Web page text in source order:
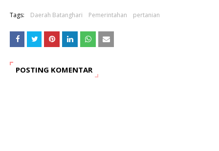
Tags: Daerah Batanghari Pemerintahan pertanian
POSTING KOMENTAR